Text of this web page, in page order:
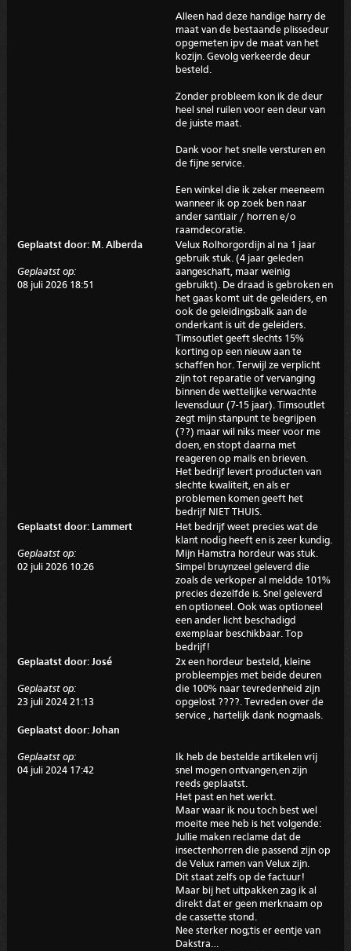
Alleen had deze handige harry de
maat van de bestaande plissedeur
opgemeten ipv de maat van het
kozijn. Gevolg verkeerde deur
besteld.
Zonder probleem kon ik de deur
heel snel ruilen voor een deur van
de juiste maat.
Dank voor het snelle versturen en
de fijne service.
Een winkel die ik zeker meeneem
wanneer ik op zoek ben naar
ander santiair / horren e/o
raamdecoratie.
Geplaatst door: M. Alberda
Geplaatst op:
08 juli 2026 18:51
Velux Rolhorgordijn al na 1 jaar
gebruik stuk. (4 jaar geleden
aangeschaft, maar weinig
gebruikt). De draad is gebroken en
het gaas komt uit de geleiders, en
ook de geleidingsbalk aan de
onderkant is uit de geleiders.
Timsoutlet geeft slechts 15%
korting op een nieuw aan te
schaffen hor. Terwijl ze verplicht
zijn tot reparatie of vervanging
binnen de wettelijke verwachte
levensduur (7-15 jaar). Timsoutlet
zegt mijn stanpunt te begrijpen
(??) maar wil niks meer voor me
doen, en stopt daarna met
reageren op mails en brieven.
Het bedrijf levert producten van
slechte kwaliteit, en als er
problemen komen geeft het
bedrijf NIET THUIS.
Geplaatst door: Lammert
Geplaatst op:
02 juli 2026 10:26
Het bedrijf weet precies wat de
klant nodig heeft en is zeer kundig.
Mijn Hamstra hordeur was stuk.
Simpel bruynzeel geleverd die
zoals de verkoper al meldde 101%
precies dezelfde is. Snel geleverd
en optioneel. Ook was optioneel
een ander licht beschadigd
exemplaar beschikbaar. Top
bedrijf!
Geplaatst door: José
Geplaatst op:
23 juli 2024 21:13
2x een hordeur besteld, kleine
probleempjes met beide deuren
die 100% naar tevredenheid zijn
opgelost ????. Tevreden over de
service , hartelijk dank nogmaals.
Geplaatst door: Johan
Geplaatst op:
04 juli 2024 17:42
Ik heb de bestelde artikelen vrij
snel mogen ontvangen,en zijn
reeds geplaatst.
Het past en het werkt.
Maar waar ik nou toch best wel
moeite mee heb is het volgende:
Jullie maken reclame dat de
insectenhorren die passend zijn op
de Velux ramen van Velux zijn.
Dit staat zelfs op de factuur!
Maar bij het uitpakken zag ik al
direkt dat er geen merknaam op
de cassette stond.
Nee sterker nog;tis er eentje van
Dakstra…